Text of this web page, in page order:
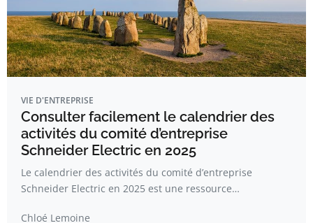
VIE D'ENTREPRISE
Consulter facilement le calendrier des
activités du comité d’entreprise
Schneider Electric en 2025
Le calendrier des activités du comité d’entreprise
Schneider Electric en 2025 est une ressource…
Chloé Lemoine